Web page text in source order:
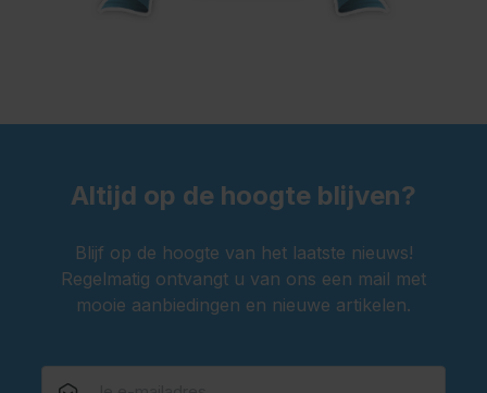
Altijd op de hoogte blijven?
Blijf op de hoogte van het laatste nieuws!
Regelmatig ontvangt u van ons een mail met
mooie aanbiedingen en nieuwe artikelen.